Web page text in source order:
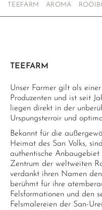
TEEFARM AROMA
TEEFARM
Unser Farmer gilt als
Produzenten und ist seit
liegen direkt in der
Urspungsterroir und
Bekannt für die
Heimat des San Volks,
authentische Anbaugebiet
Zentrum der weltweiten
verdankt ihren Namen
berühmt für ihre
Felsformationen und den
Felsmalereien der San-